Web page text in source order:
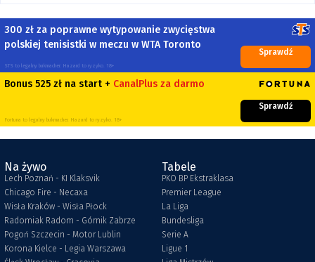
300 zł za poprawne wytypowanie zwycięstwa
polskiej tenisistki w meczu w WTA Toronto
STS to legalny bukmacher. Hazard to ryzyko. 18+
Sprawdź
Bonus 525 zł na start + CanalPlus za darmo
Fortuna to legalny bukmacher. Hazard to ryzyko. 18+
Sprawdź
Na żywo
Lech Poznań - KI Klaksvik
Chicago Fire - Necaxa
Wisła Kraków - Wisła Płock
Radomiak Radom - Górnik Zabrze
Pogoń Szczecin - Motor Lublin
Korona Kielce - Legia Warszawa
Tabele
PKO BP Ekstraklasa
Premier League
La Liga
Bundesliga
Serie A
Ligue 1